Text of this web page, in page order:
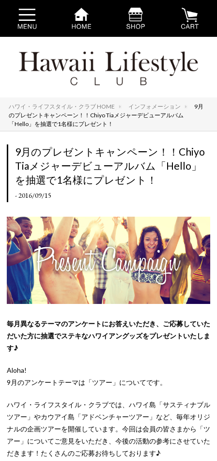
ハワイ・ライフスタイル・クラブ HOME インフォメーション
9月
のプレゼントキャンペーン！！Chiyo Tiaメジャーデビューアルバム
「Hello」を抽選で1名様にプレゼント！
9月のプレゼントキャンペーン！！Chiyo
Tiaメジャーデビューアルバム「Hello」
を抽選で1名様にプレゼント！
- 2016/09/15
毎月異なるテーマのアンケートにお答えいただき、ご応募していた
だいた方に抽選でステキなハワイアングッズをプレゼントいたしま
す♪
Aloha!
9月のアンケートテーマは「ツアー」についてです。
ハワイ・ライフスタイル・クラブでは、ハワイ島「サスティナブル
ツアー」やカウアイ島「アドベンチャーツアー」など、毎年オリジ
ナルの企画ツアーを開催しています。今回は会員の皆さまから「ツ
アー」についてご意見をいただき、今後の活動の参考にさせていた
だきます！たくさんのご応募お待ちしております♪